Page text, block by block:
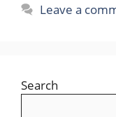
Leave a
Search